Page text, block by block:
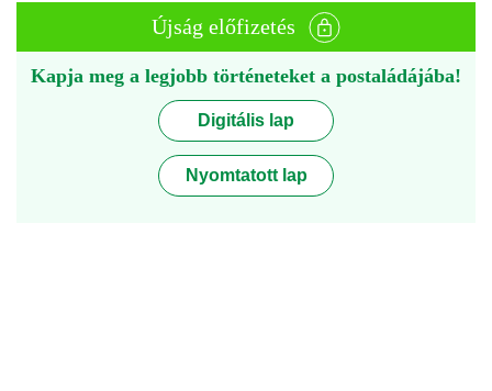
Újság előfizetés
Kapja meg a legjobb történeteket a postaládájába!
Digitális lap
Nyomtatott lap